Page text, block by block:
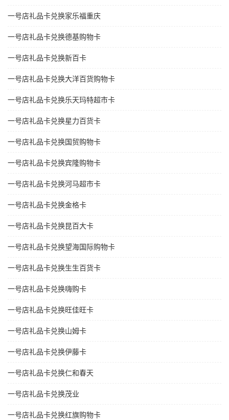
一号店礼品卡兑换家乐福重庆
一号店礼品卡兑换德基购物卡
一号店礼品卡兑换新百卡
一号店礼品卡兑换大洋百货购物卡
一号店礼品卡兑换乐天玛特超市卡
一号店礼品卡兑换星力百货卡
一号店礼品卡兑换国贸购物卡
一号店礼品卡兑换宾隆购物卡
一号店礼品卡兑换河马超市卡
一号店礼品卡兑换金格卡
一号店礼品卡兑换昆百大卡
一号店礼品卡兑换望海国际购物卡
一号店礼品卡兑换生生百货卡
一号店礼品卡兑换嗨购卡
一号店礼品卡兑换旺佳旺卡
一号店礼品卡兑换山姆卡
一号店礼品卡兑换伊藤卡
一号店礼品卡兑换仁和春天
一号店礼品卡兑换茂业
一号店礼品卡兑换红旗购物卡